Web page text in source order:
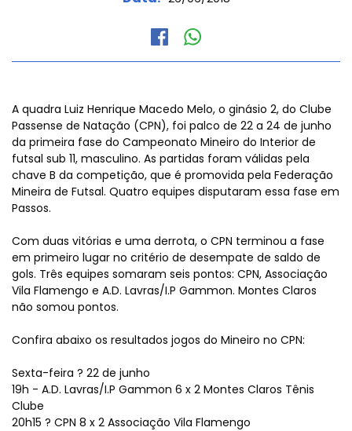
A quadra Luiz Henrique Macedo Melo, o ginásio 2, do Clube
Passense de Natação (CPN), foi palco de 22 a 24 de junho
da primeira fase do Campeonato Mineiro do Interior de
futsal sub 11, masculino. As partidas foram válidas pela
chave B da competição, que é promovida pela Federação
Mineira de Futsal. Quatro equipes disputaram essa fase em
Passos.
Com duas vitórias e uma derrota, o CPN terminou a fase
em primeiro lugar no critério de desempate de saldo de
gols. Três equipes somaram seis pontos: CPN, Associação
Vila Flamengo e A.D. Lavras/I.P Gammon. Montes Claros
não somou pontos.
Confira abaixo os resultados jogos do Mineiro no CPN:
Sexta-feira ? 22 de junho
19h - A.D. Lavras/I.P Gammon 6 x 2 Montes Claros Tênis
Clube
20h15 ? CPN 8 x 2 Associação Vila Flamengo